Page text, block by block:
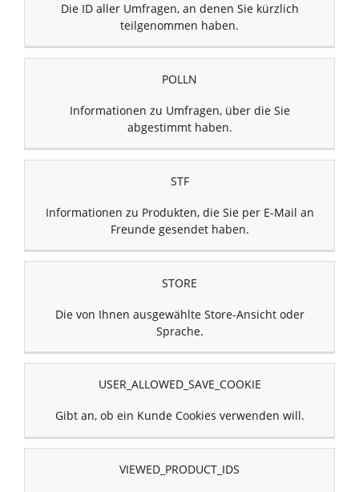
Die ID aller Umfragen, an denen Sie kürzlich
teilgenommen haben.
POLLN
Informationen zu Umfragen, über die Sie
abgestimmt haben.
STF
Informationen zu Produkten, die Sie per E-Mail an
Freunde gesendet haben.
STORE
Die von Ihnen ausgewählte Store-Ansicht oder
Sprache.
USER_ALLOWED_SAVE_COOKIE
Gibt an, ob ein Kunde Cookies verwenden will.
VIEWED_PRODUCT_IDS